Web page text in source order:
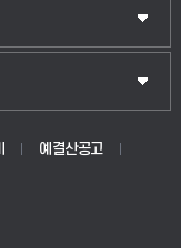
예결산공고